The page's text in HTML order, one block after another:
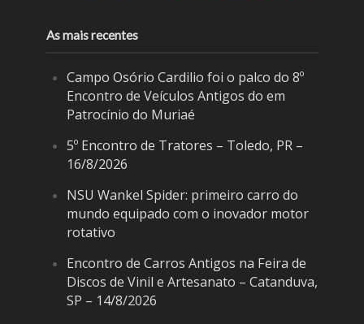
As mais recentes
Campo Osório Cardilio foi o palco do 8º
Encontro de Veículos Antigos do em
Patrocínio do Muriaé
5º Encontro de Tratores – Toledo, PR –
16/8/2026
NSU Wankel Spider: primeiro carro do
mundo equipado com o inovador motor
rotativo
Encontro de Carros Antigos na Feira de
Discos de Vinil e Artesanato – Catanduva,
SP – 14/8/2026